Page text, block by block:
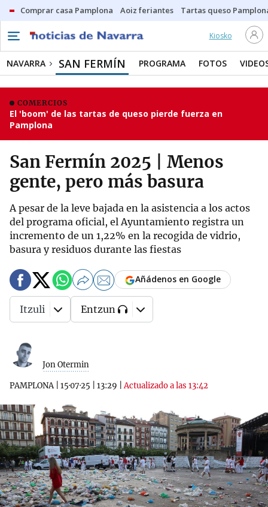
Comprar casa Pamplona Aoiz feriantes Tartas queso
Kiosko
NAVARRA SAN FERMÍN PROGRAMA FOTOS
COMERCIOS
El 'boom' de las tartas de queso pierde fuerza en
Pamplona
San Fermín 2025 | Menos
gente, pero más basura
A pesar de la leve bajada en la asistencia a los actos
del programa oficial, el Ayuntamiento registra un
incremento de un 1,22% en la recogida de vidrio,
basura y residuos durante las fiestas
Jon Otermin
PAMPLONA| 15·07·25 13:29 |Actualizado a las 13:42
Añádenos en Google
Itzuli Entzun